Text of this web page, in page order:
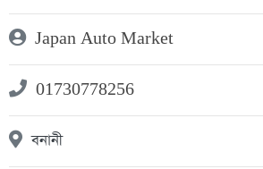
Japan Auto Market
01730778256
বনানী